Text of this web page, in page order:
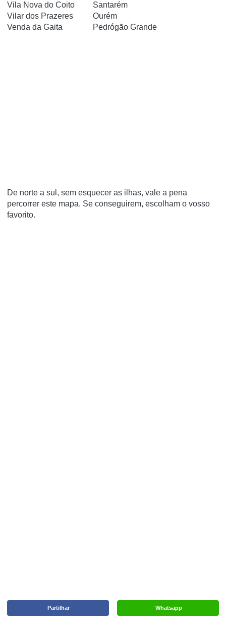
Vila Nova do Coito
Santarém
Vilar dos Prazeres
Ourém
Venda da Gaita
Pedrógão Grande
De norte a sul, sem esquecer as ilhas, vale a pena
percorrer este mapa. Se conseguirem, escolham o vosso
favorito.
Whatsapp
Partilhar